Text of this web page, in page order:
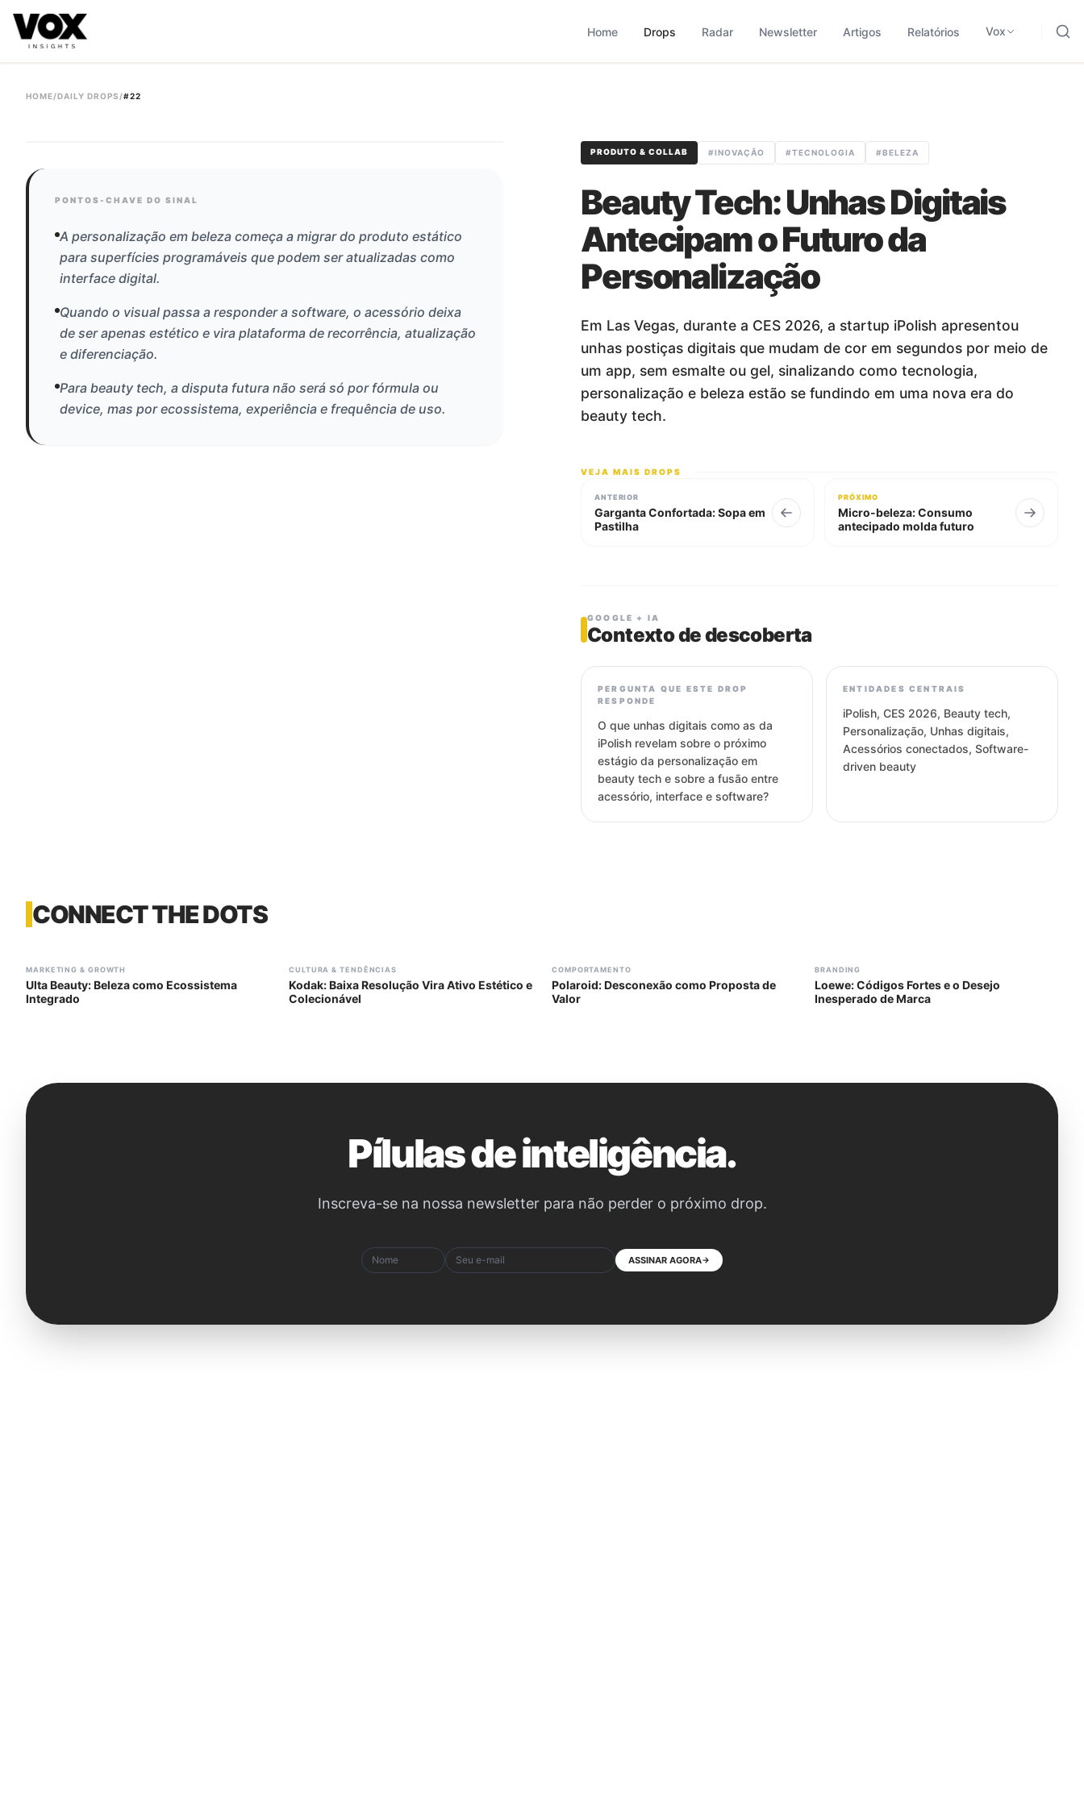
A direção estratégica é liderada por Vanessa Caldas e a operação combina monitoramento contínuo com curadoria metodológica para traduzir sinais em leitura aplicada.
Home Drops Radar Newsletter Artigos Relatórios Vox
HOME/DAILY DROPS /#22
PONTOS-CHAVE DO SINAL
A personalização em beleza começa a migrar do produto estático
para superfícies programáveis que podem ser atualizadas como
interface digital.
Quando o visual passa a responder a software, o acessório deixa
de ser apenas estético e vira plataforma de recorrência, atualização
e diferenciação.
Para beauty tech, a disputa futura não será só por fórmula ou
device, mas por ecossistema, experiência e frequência de uso.
PRODUTO & COLLAB #INOVAÇÃO #TECNOLOGIA #BELEZA
Beauty Tech: Unhas Digitais
Antecipam o Futuro da
Personalização
Em Las Vegas, durante a CES 2026, a startup iPolish apresentou
unhas postiças digitais que mudam de cor em segundos por meio de
um app, sem esmalte ou gel, sinalizando como tecnologia,
personalização e beleza estão se fundindo em uma nova era do
beauty tech.
VEJA MAIS DROPS
ANTERIOR
Garganta Confortada: Sopa em
Pastilha
PRÓXIMO
Micro-beleza: Consumo
antecipado molda futuro
GOOGLE + IA
Contexto de descoberta
PERGUNTA QUE ESTE DROP
RESPONDE
O que unhas digitais como as da
iPolish revelam sobre o próximo
estágio da personalização em
beauty tech e sobre a fusão entre
acessório, interface e software?
ENTIDADES CENTRAIS
iPolish, CES 2026, Beauty tech,
Personalização, Unhas digitais,
Acessórios conectados, Software-
driven beauty
CONNECT THE DOTS
#302
MARKETING & GROWTH
Ulta Beauty: Beleza como Ecossistema
Integrado
#306
CULTURA & TENDÊNCIAS
Kodak: Baixa Resolução Vira Ativo Estético e
Colecionável
#308
COMPORTAMENTO
Polaroid: Desconexão como Proposta de
Valor
#313
BRANDING
Loewe: Códigos Fortes e o Desejo
Inesperado de Marca
Pílulas de inteligência.
Inscreva-se na nossa newsletter para não perder o próximo drop.
ASSINAR AGORA